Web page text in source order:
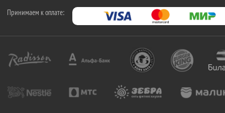
Принимаем к оплате: